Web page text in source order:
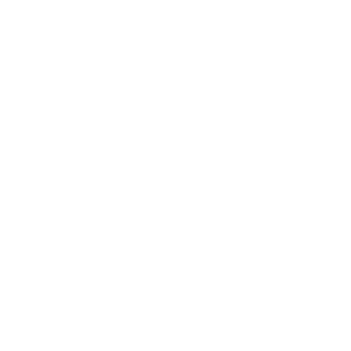
I и II
для
в
4
или
другие
и
о
в
0,12-
в